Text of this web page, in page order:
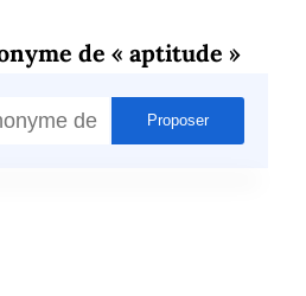
de « aptitude »